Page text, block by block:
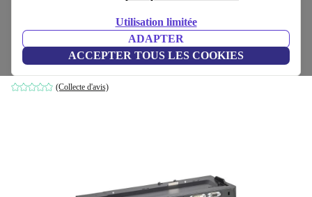
Utilisation limitée
ADAPTER
ACCEPTER TOUS LES COOKIES
Fujitsu FPCPR264
avec adaptateur secteur 80W
(Collecte d'avis)